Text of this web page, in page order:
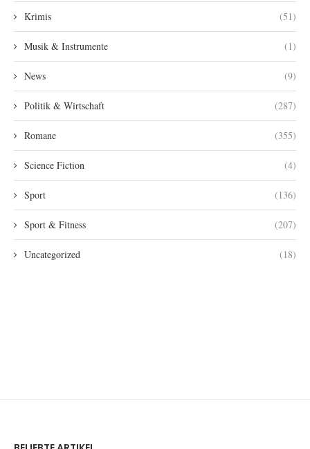
Krimis (51)
Musik & Instrumente (1)
News (9)
Politik & Wirtschaft (287)
Romane (355)
Science Fiction (4)
Sport (136)
Sport & Fitness (207)
Uncategorized (18)